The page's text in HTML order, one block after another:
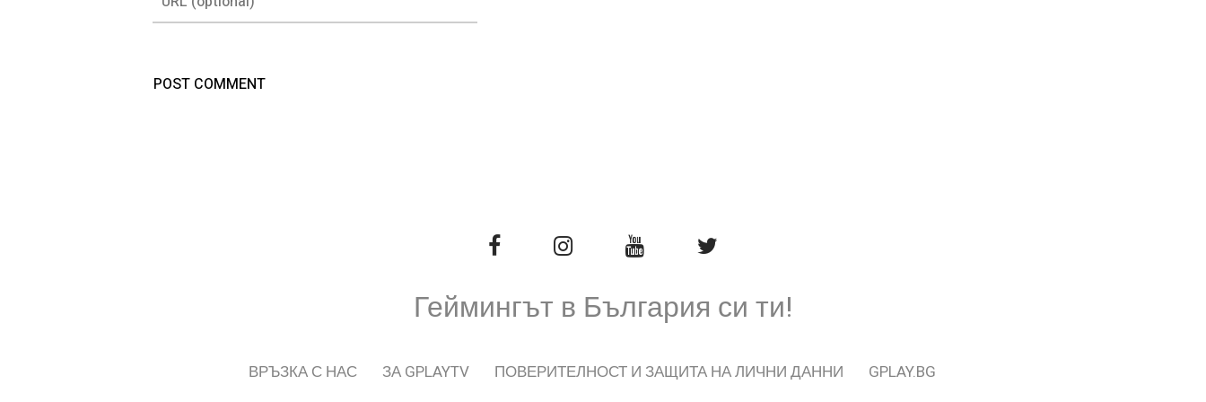
Геймингът в България си ти!
ВРЪЗКА С НАС ЗА GPLAYTV ПОВЕРИТЕЛНОСТ И ЗАЩИТА НА ЛИЧНИ ДАННИ GPLAY.BG